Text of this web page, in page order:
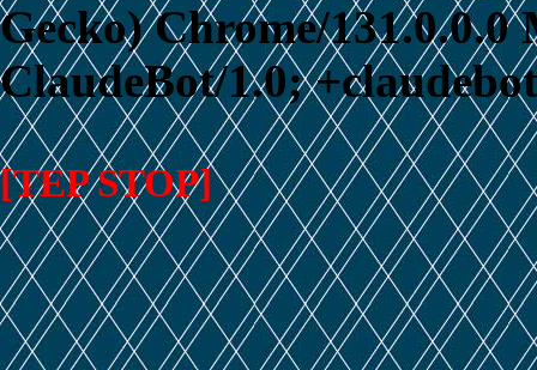
Gecko) Chrome/
ClaudeBot/1.0;
[TEP STOP]